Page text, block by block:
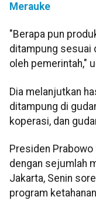
Merauke
"Berapa pun
ditampung sesuai
oleh pemerintah,"
Dia melanjutkan
ditampung di
koperasi, dan
Presiden
dengan sejumlah
Jakarta, Senin
program